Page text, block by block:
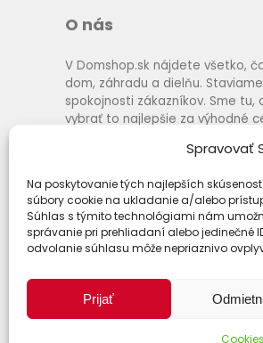
Spravovať
Na poskytovanie tých najlepších
súbory cookie na ukladanie a/alebo
Súhlas s týmito technológiami nám
správanie pri prehliadaní alebo jedinečné
odvolanie súhlasu môže nepriaznivo
Prijať
Cookies
O nás
V Domshop.sk nájdete všetko,
dom, záhradu a dielňu.
spokojnosti zákazníkov. Sme tu,
vybrať to najlepšie za výhodné